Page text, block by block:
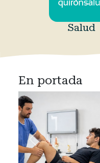
Salud
En portada
Previous